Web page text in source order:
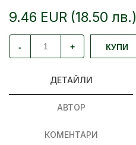
9.46 EUR (18.50 лв.)
- + КУПИ
ДЕТАЙЛИ
АВТОР
КОМЕНТАРИ